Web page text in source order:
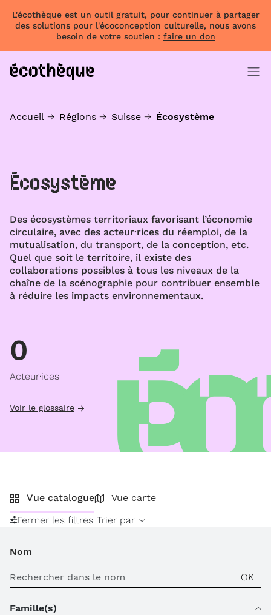
L'écothèque est un outil gratuit, pour continuer à partager
des solutions pour l'écoconception culturelle, nous avons
besoin de votre soutien : faire un don
Accueil Régions Suisse Écosystème
Écosystème
Des écosystèmes territoriaux favorisant l’économie
circulaire, avec des acteur·rices du réemploi, de la
mutualisation, du transport, de la conception, etc.
Quel que soit le territoire, il existe des
collaborations possibles à tous les niveaux de la
chaîne de la scénographie pour contribuer ensemble
à réduire les impacts environnementaux.
0
Acteur·ices
Voir le glossaire
Vue catalogue
Vue carte
Fermer les filtres Trier par
Nom
Famille(s)